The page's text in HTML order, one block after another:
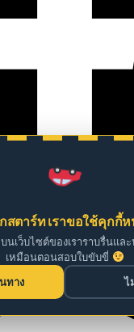
สตาร์ท เราขอใช้คุกกี้
นเว็บไซต์ของเราราบรื่นแล
เหมือนตอนสอบใบขับขี่
ทาง
ไ